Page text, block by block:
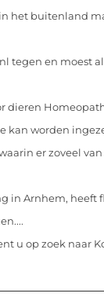
het buitenland
tegen en moest
dieren
kan worden
er zoveel
in Arnhem,
u op zoek naar